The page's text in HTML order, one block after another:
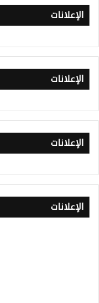
الإعلانات
الإعلانات
الإعلانات
الإعلانات